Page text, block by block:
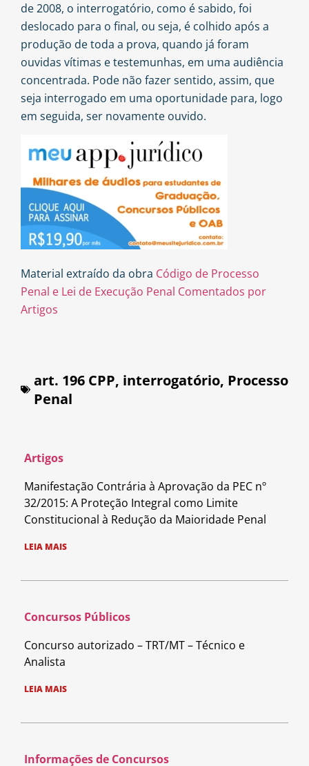
de 2008, o interrogatório, como é sabido, foi
deslocado para o final, ou seja, é colhido após a
produção de toda a prova, quando já foram
ouvidas vítimas e testemunhas, em uma audiência
concentrada. Pode não fazer sentido, assim, que
seja interrogado em uma oportunidade para, logo
em seguida, ser novamente ouvido.
Material extraído da obra Código de Processo
Penal e Lei de Execução Penal Comentados por
Artigos
art. 196 CPP, interrogatório, Processo
Penal
Artigos
Manifestação Contrária à Aprovação da PEC nº
32/2015: A Proteção Integral como Limite
Constitucional à Redução da Maioridade Penal
LEIA MAIS
Concursos Públicos
Concurso autorizado – TRT/MT – Técnico e
Analista
LEIA MAIS
Informações de Concursos